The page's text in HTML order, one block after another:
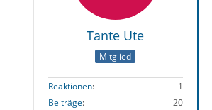
Tante Ute
Mitglied
Reaktionen
1
Beiträge
20